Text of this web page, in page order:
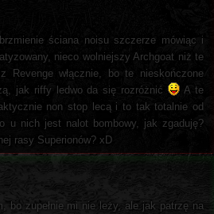
ściana noisu szczerze mówiąc i
nieco wolniejszy Archgoat niż te
Revenge włącznie, bo te nieskończone
jak riffy ledwo da się rozróżnić
A te
non stop lecą i to tak totalnie od
u nich jest nalot bombowy, jak zgaduję?
rasy Superionów? xD
bo zupełnie mi nie leży, ale jak patrzę na